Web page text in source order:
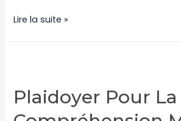
Il
de
la
Lire la suite »
Plaidoyer Pour La